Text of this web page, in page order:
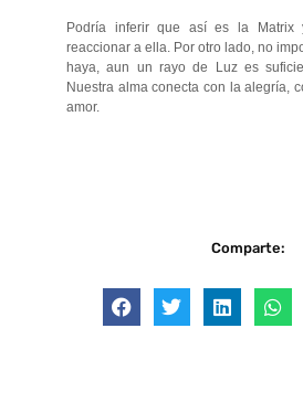
Podría inferir que así es la Matrix
reaccionar a ella. Por otro lado, no
haya, aun un rayo de Luz es
Nuestra alma conecta con la alegría,
amor.
Comparte: